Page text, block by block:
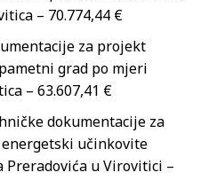
– 70.774,44 €
za projekt
grad po mjeri
– 63.607,41 €
dokumentacije za
učinkovite
Preradovića u Virovitici –